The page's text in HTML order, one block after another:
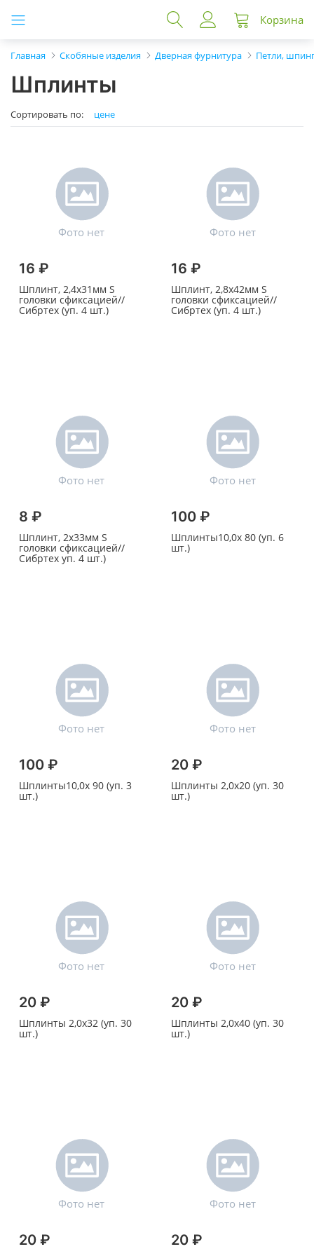
Корзина
Главная Скобяные изделия Дверная фурнитура Петли,
Шплинты
Сортировать по: цене
16 ₽
Шплинт, 2,4х31мм S
головки сфиксацией//
Сибртех (уп. 4 шт.)
16 ₽
Шплинт, 2,8х42мм S
головки сфиксацией//
Сибртех (уп. 4 шт.)
8 ₽
Шплинт, 2х33мм S
головки сфиксацией//
Сибртех уп. 4 шт.)
100 ₽
Шплинты10,0х 80 (уп. 6
шт.)
100 ₽
Шплинты10,0х 90 (уп. 3
шт.)
20 ₽
Шплинты 2,0х20 (уп. 30
шт.)
20 ₽
Шплинты 2,0х32 (уп. 30
шт.)
20 ₽
Шплинты 2,0х40 (уп. 30
шт.)
20 ₽ 20 ₽